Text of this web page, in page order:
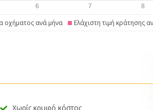
οχήματος ανά μήνα Ελάχιστη τιμή κράτησης
Χωρίς κρυφό κόστος